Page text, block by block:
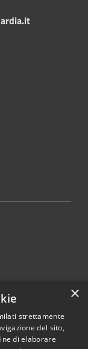
×
strettamente
del sito,
di elaborare